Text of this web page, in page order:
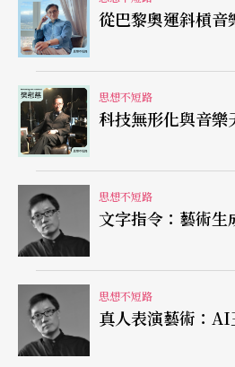
Black, the dark of ages past!
Red, a world about to dawn!
Black, the night that ends at
紅色在此同樣代表了未來、冒
應的則是過去、停滯與無望。
些不同的劇情裡會不約而同地
呢？
紅與藍的科學現象
從巴黎奧運斜槓音
思想不短路
科技無形化與音樂
思想不短路
文字指令：藝術生
思想不短路
真人表演藝術：AI